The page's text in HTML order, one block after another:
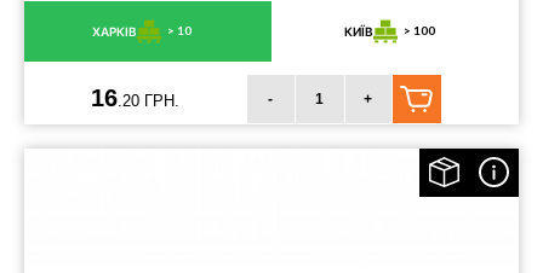
ХАРКІВ > 10 КИЇВ > 100
16 .20 ГРН. - +